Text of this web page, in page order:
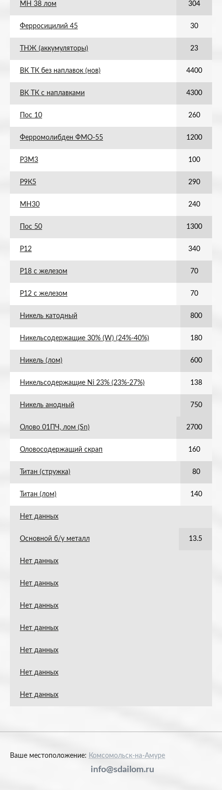
МН 38 лом 304
Ферросицилий 45 30
ТНЖ (аккумуляторы) 23
ВК ТК без наплавок (нов) 4400
ВК ТК с наплавками 4300
Пос 10 260
Ферромолибден ФМО-55 1200
Р3М3 100
Р9К5 290
МН30 240
Пос 50 1300
Р12 340
Р18 с железом 70
Р12 с железом 70
Никель катодный 800
Никельсодержащие 30% (W) (24%-40%) 180
Никель (лом) 600
Никельсодержащие Ni 23% (23%-27%) 138
Никель анодный 750
Олово 01ПЧ, лом (Sn) 2700
Оловосодержащий скрап 160
Титан (стружка) 80
Титан (лом) 140
Нет данных
Основной б/у металл 13.5
Нет данных
Нет данных
Нет данных
Нет данных
Нет данных
Нет данных
Нет данных
Ваше местоположение: Комсомольск-на-Амуре
info@sdailom.ru